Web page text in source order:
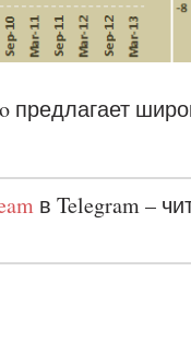
предлагает
в Telegram –